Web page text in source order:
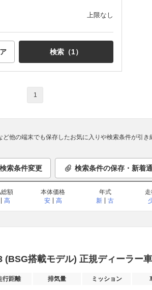
上限なし
検索（1）
1
他の端末でも保存したお気に入りや検索条件が引き
検索条件変更 検索条件の保存・新着
額
高
本体価格
安
高
年式
新
古
(BSG搭載モデル) 正規ディーラ
行距離 排気量 ミッション